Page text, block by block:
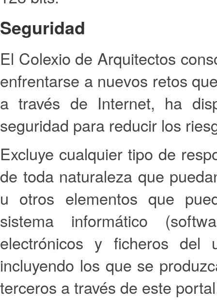
Seguridad
El Colexio de Arquitectos
enfrentarse a nuevos retos
a través de Internet, ha
seguridad para reducir los
Excluye cualquier tipo de
de toda naturaleza que
u otros elementos que
sistema informático
electrónicos y ficheros del
incluyendo los que se
terceros a través de este